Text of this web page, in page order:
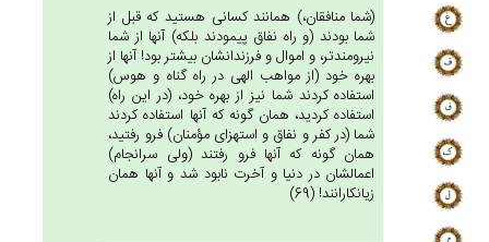
(شما منافقان،) همانند كسانى هستيد كه قبل از
شما بودند (و راه نفاق پيمودند بلكه) آنها از شما
نيرومندتر، و اموال و فرزندانشان بيشتر بود! آنها از
بهره خود (از مواهب الهى در راه گناه و هوس)
استفاده كردند شما نيز از بهره خود، (در اين راه)
استفاده كرديد، همان گونه كه آنها استفاده كردند
شما (در كفر و نفاق و استهزاى مؤمنان) فرو رفتيد،
همان گونه كه آنها فرو رفتند (ولى سرانجام)
اعمالشان در دنيا و آخرت نابود شد و آنها همان
زيانكارانند! (69)